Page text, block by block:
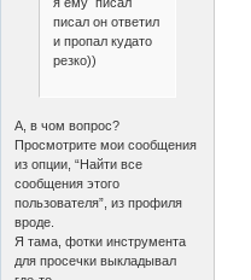
писал он ответил
и пропал кудато
резко))
А, в чом вопрос?
Просмотрите мои сообщения
из опции, “Найти все
сообщения этого
пользователя”, из профиля
вроде.
Я тама, фотки инструмента
для просечки выкладывал